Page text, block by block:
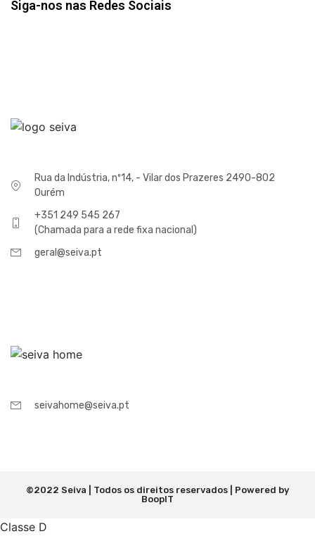
Siga-nos nas Redes Sociais
Rua da Indústria, nº14, - Vilar dos Prazeres 2490-802
Ourém
+351 249 545 267
(Chamada para a rede fixa nacional)
geral@seiva.pt
seivahome@seiva.pt
©2022 Seiva | Todos os direitos reservados | Powered by
BoopIT
Classe D